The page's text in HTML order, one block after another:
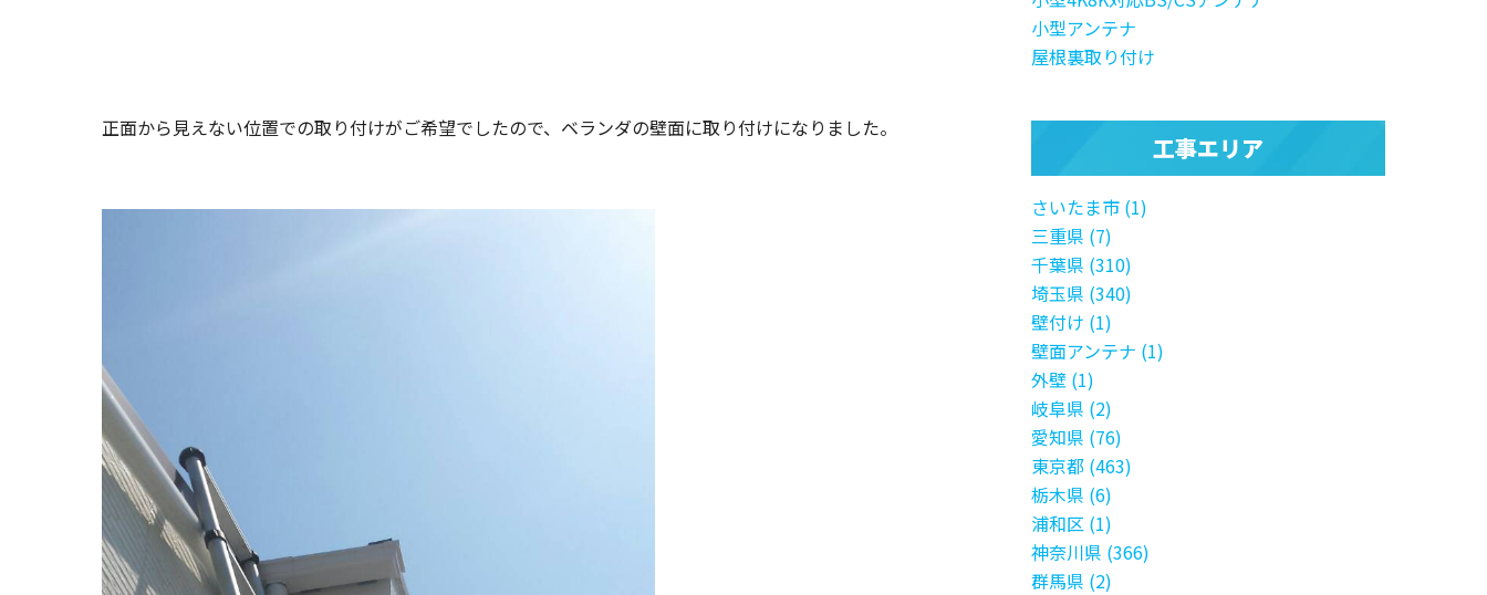
正面から見えない位置での取り付けがご希望でしたので、ベランダの壁面に取り付けになりました。
小型アンテナ
屋根裏取り付け
工事エリア
さいたま市 (1)
三重県 (7)
千葉県 (310)
埼玉県 (340)
壁付け (1)
壁面アンテナ (1)
外壁 (1)
岐阜県 (2)
愛知県 (76)
東京都 (463)
栃木県 (6)
浦和区 (1)
神奈川県 (366)
群馬県 (2)